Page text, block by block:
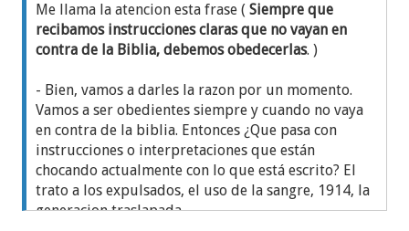
Me llama la atencion esta frase ( Siempre que
recibamos instrucciones claras que no vayan en
contra de la Biblia, debemos obedecerlas. )
- Bien, vamos a darles la razon por un momento.
Vamos a ser obedientes siempre y cuando no vaya
en contra de la biblia. Entonces ¿Que pasa con
instrucciones o interpretaciones que están
chocando actualmente con lo que está escrito? El
trato a los expulsados, el uso de la sangre, 1914, la
generacion traslapada.